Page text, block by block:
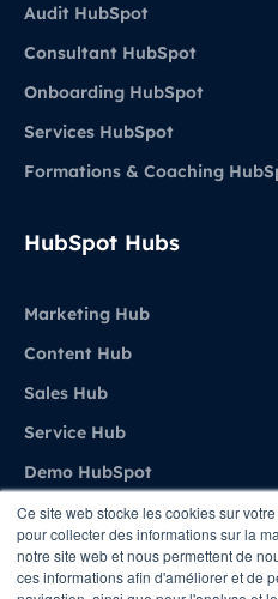
Ce site web stocke les cookies sur
pour collecter des informations sur la
notre site web et nous permettent de
ces informations afin d'améliorer et de
Audit HubSpot
Consultant HubSpot
Onboarding HubSpot
Services HubSpot
Formations & Coaching
HubSpot Hubs
Marketing Hub
Content Hub
Sales Hub
Service Hub
Demo HubSpot
Agence